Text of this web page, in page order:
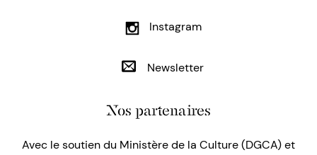
Instagram
Newsletter
Nos partenaires
Avec le soutien du Ministère de la Culture (DGCA) et